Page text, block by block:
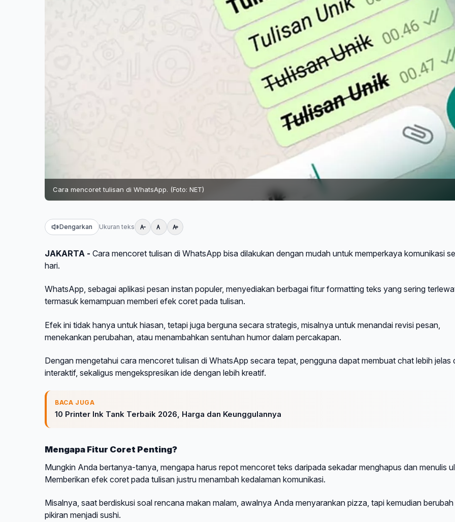
Cara mencoret tulisan di WhatsApp. (Foto: NET)
Dengarkan Ukuran teks
JAKARTA - Cara mencoret tulisan di WhatsApp bisa dilakukan dengan mudah untuk memperkaya komunikasi
hari.
WhatsApp, sebagai aplikasi pesan instan populer, menyediakan berbagai fitur formatting teks yang sering
termasuk kemampuan memberi efek coret pada tulisan.
Efek ini tidak hanya untuk hiasan, tetapi juga berguna secara strategis, misalnya untuk menandai revisi pesan,
menekankan perubahan, atau menambahkan sentuhan humor dalam percakapan.
Dengan mengetahui cara mencoret tulisan di WhatsApp secara tepat, pengguna dapat membuat chat lebih jelas
interaktif, sekaligus mengekspresikan ide dengan lebih kreatif.
BACA JUGA
10 Printer Ink Tank Terbaik 2026, Harga dan Keunggulannya
Mengapa Fitur Coret Penting?
Mungkin Anda bertanya-tanya, mengapa harus repot mencoret teks daripada sekadar menghapus dan menulis
Memberikan efek coret pada tulisan justru menambah kedalaman komunikasi.
Misalnya, saat berdiskusi soal rencana makan malam, awalnya Anda menyarankan pizza, tapi kemudian berubah
pikiran menjadi sushi.